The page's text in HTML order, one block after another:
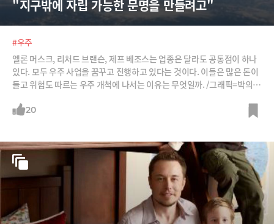
"지구밖에 자립 가능한 문명을 만들려고"
#우주
엘론 머스크, 리처드 브랜슨, 제프 베조스는 업종은 달라도 공통점이 하나
있다. 모두 우주 사업을 꿈꾸고 진행하고 있다는 것이다. 이들은 많은 돈이
들고 위험도 따르는 우주 개척에 나서는 이유는 무엇일까. /그래픽=박의정
그, 리처드 브랜슨 블로그·트위터
20